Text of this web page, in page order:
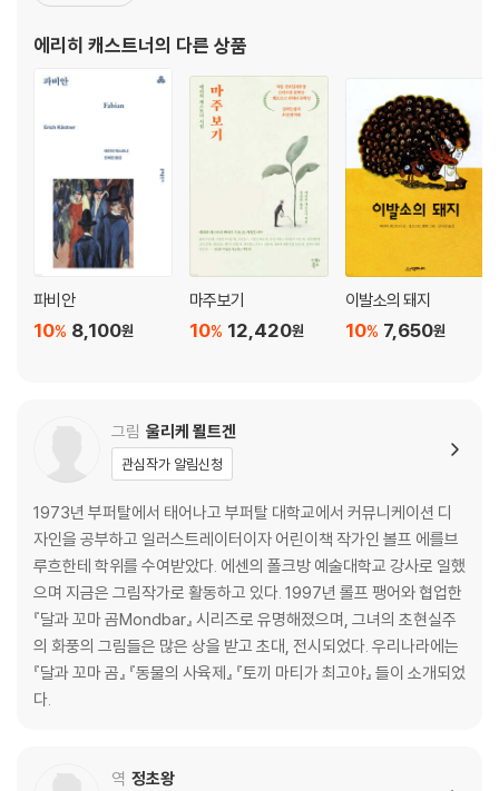
을 사로잡는다. 1960년 안데르센 상을 비롯하여 각
에리히 캐스트너의 다른 상품
파비안
8,100원
10%
마주보기
12,420원
10%
이발소의 돼지
7,650원
10%
그림 울리케 묄트겐
관심작가 알림신청
1973년 부퍼탈에서 태어나고 부퍼탈 대학교에서 커뮤니케이션 디
자인을 공부하고 일러스트레이터이자 어린이책 작가인 볼프 에를브
루흐한테 학위를 수여받았다. 에센의 폴크방 예술대학교 강사로 일했
으며 지금은 그림작가로 활동하고 있다. 1997년 롤프 팽어와 협업한
『달과 꼬마 곰Mondbar』 시리즈로 유명해졌으며, 그녀의 초현실주
의 화풍의 그림들은 많은 상을 받고 초대, 전시되었다. 우리나라에는
『달과 꼬마 곰』 『동물의 사육제』 『토끼 마티가 최고야』 들이 소개되었
다.
역 정초왕